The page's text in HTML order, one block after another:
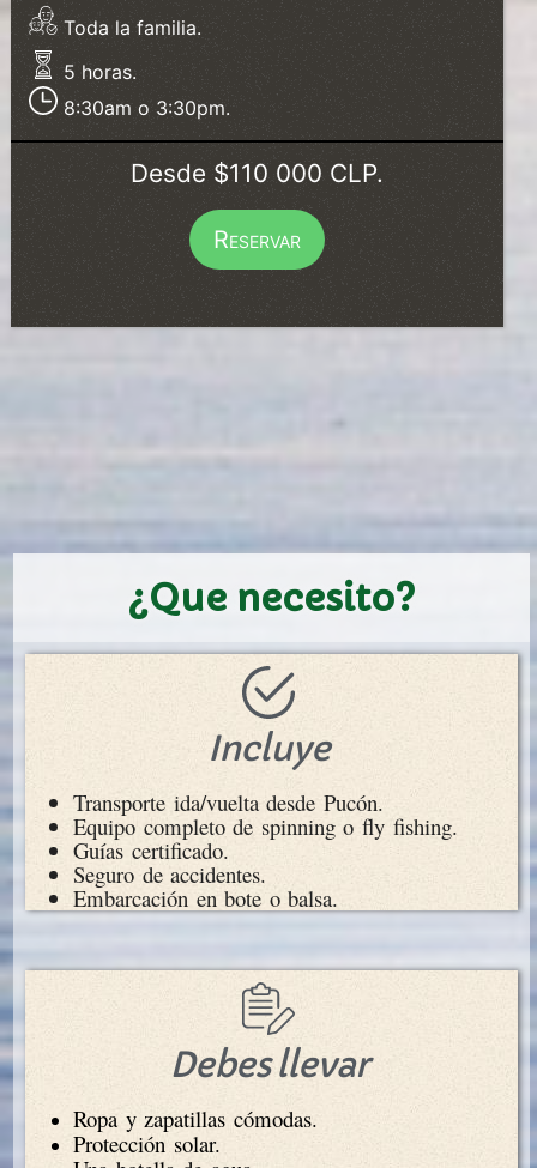
Toda la familia.
5 horas.
8:30am o 3:30pm.
Desde $110 000 CLP.
Reservar
¿Que necesito?
Incluye
Transporte ida/vuelta desde Pucón.
Equipo completo de spinning o fly fishing.
Guías certificado.
Seguro de accidentes.
Embarcación en bote o balsa.
Debes llevar
Ropa y zapatillas cómodas.
Protección solar.